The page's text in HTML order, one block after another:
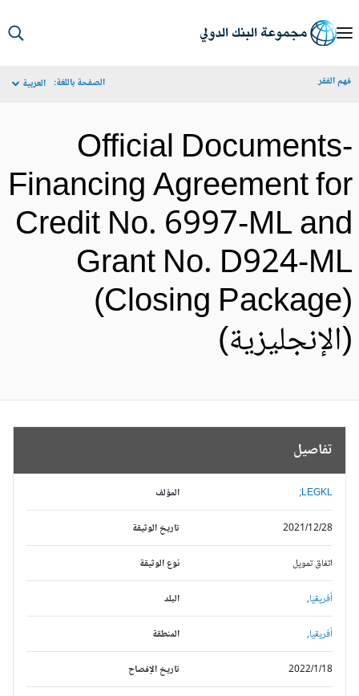
الفقر الصفحة باللغة: العربية
Official
Financing Agreement
Credit No. 6997-ML
Grant No. D924-
(Closing
تفاصيل
المؤلف LEGKL;
تاريخ الوثيقة 2021/12/28
نوع الوثيقة اتفاق تمويل
البلد أفريقيا,
المنطقة أفريقيا,
تاريخ الإفصاح 2022/1/18